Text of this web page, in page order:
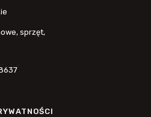
sprzęt,